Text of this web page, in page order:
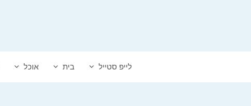
לייפ סטייל בית אוכל